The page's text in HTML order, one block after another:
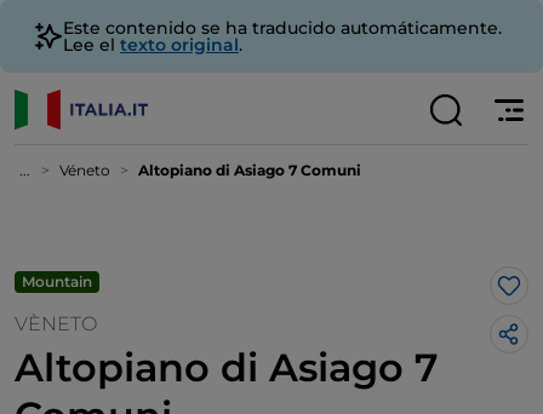
Este contenido se ha traducido automáticamente.
Lee el texto original.
... Véneto Altopiano di Asiago 7 Comuni
Mountain
VÈNETO
Altopiano di Asiago 7
Me